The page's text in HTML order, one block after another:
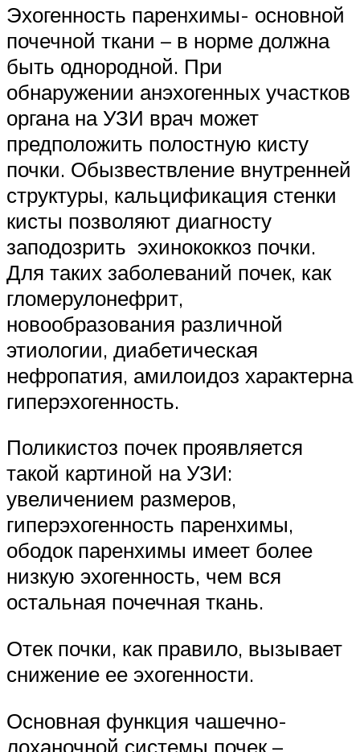
Эхогенность паренхимы- основной
почечной ткани – в норме должна
быть однородной. При
обнаружении анэхогенных участков
органа на УЗИ врач может
предположить полостную кисту
почки. Обызвествление внутренней
структуры, кальцификация стенки
кисты позволяют диагносту
заподозрить эхинококкоз почки.
Для таких заболеваний почек, как
гломерулонефрит,
новообразования различной
этиологии, диабетическая
нефропатия, амилоидоз характерна
гиперэхогенность.
Поликистоз почек проявляется
такой картиной на УЗИ:
увеличением размеров,
гиперэхогенность паренхимы,
ободок паренхимы имеет более
низкую эхогенность, чем вся
остальная почечная ткань.
Отек почки, как правило, вызывает
снижение ее эхогенности.
Основная функция чашечно-
лоханочной системы почек –